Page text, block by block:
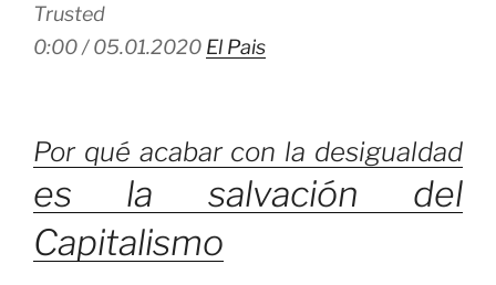
Trusted
0:00 / 05.01.2020 El Pais
Por qué acabar con la desigualdad
es la salvación del
Capitalismo